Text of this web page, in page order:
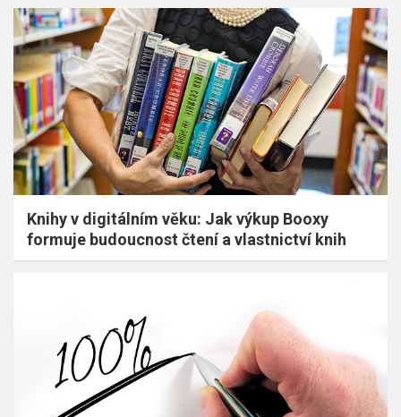
Knihy v digitálním věku: Jak výkup Booxy
formuje budoucnost čtení a vlastnictví knih